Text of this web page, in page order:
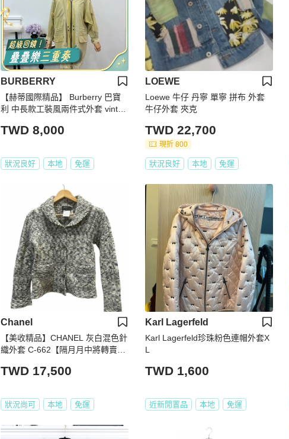
BURBERRY
【赫蒂國際精品】 Burberry 巴寶
利 中長款工裝風兩件式外套 vintag
TWD 8,000
狀況良好 本地 免運
LOEWE
Loewe 牛仔 丹寧 單寧 拼布 外套
牛仔外套 夾克
TWD 22,700
現折 800
狀況良好 本地 免運
Chanel
【美收精品】CHANEL 灰白混色針
織外套 C-662【隔月月中將轉賣至
TWD 17,500
狀況尚可 本地 免運
Karl Lagerfeld
Karl Lagerfeld珍珠粉色連帽外套X
L
TWD 1,600
近新閒置品 本地 免運